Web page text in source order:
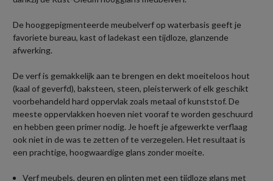
De hooggepigmenteerde meubelverf op waterbasis geeft je
favoriete bureau, kast of ladekast een tijdloze, glanzende
afwerking.
De verf is gemakkelijk aan te brengen en dekt moeiteloos hout
(kaal of geverfd), baksteen, steen, pleisterwerk of elk geschikt
voorbehandeld hard oppervlak zoals metaal of kunststof. De
meeste oppervlakken hoeven niet vooraf te worden geschuurd
en hebben geen primer nodig. Je hoeft je afgewerkte verflaag
ook niet in de was te zetten of te verzegelen. Het resultaat is
een prachtige, hoogwaardige glans zonder moeite.
Verf meubels, deuren en plinten met een tijdloze glans met